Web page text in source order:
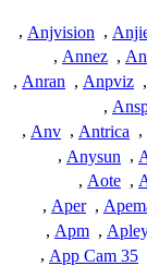
,
Anjvision
,
,
Annez
,
,
Anpviz
,
Anran
,
,
,
Antrica
,
Anv
,
,
Anysun
,
,
Aote
,
,
Aper
,
,
Apm
,
App Cam 35
,